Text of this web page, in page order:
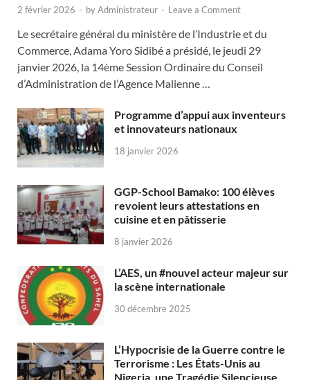
2 février 2026 - byAdministrateur - Leave a Comment
Le secrétaire général du ministère de l’Industrie et du
Commerce, Adama Yoro Sidibé a présidé, le jeudi 29
janvier 2026, la 14ème Session Ordinaire du Conseil
d’Administration de l’Agence Malienne …
Programme d’appui aux inventeurs
et innovateurs nationaux
18 janvier 2026
GGP-School Bamako: 100 élèves
revoient leurs attestations en
cuisine et en pâtisserie
8 janvier 2026
L’AES, un #nouvel acteur majeur sur
la scène internationale
30 décembre 2025
L’Hypocrisie de la Guerre contre le
Terrorisme : Les États-Unis au
Nigeria, une Tragédie Silencieuse.